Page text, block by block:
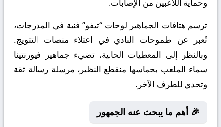
وحماية اللاعبين من الإصابات.
ترسم هتافات الجماهير لوحات “تيفو” فنية في المدرجات،
تُعبر عن طموحات النادي في اعتلاء منصات التتويج.
وبالنظر إلى المعطيات الحالية، تضيء جماهير فيورنتينا
سماء الملعب بحماسها منقطع النظير، مرسلة رسالة ثقة
وتحدي للطرف الآخر.
🎉 أهم ما يبحث عنه الجمهور